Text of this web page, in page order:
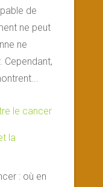
de
ne peut
ne
Cependant,
la
: où en